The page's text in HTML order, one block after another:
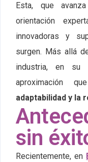
Esta, que
orientación
innovadoras y
surgen. Más allá
industria, en su
aproximación
adaptabilidad y la
sin
Recientemente, en